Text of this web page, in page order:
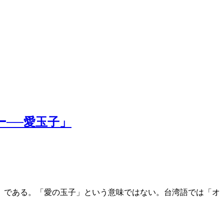
愛玉子」
ある。「愛の玉子」という意味ではない。台湾語では「オ